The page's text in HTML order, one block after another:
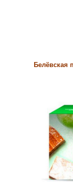
Белёвская